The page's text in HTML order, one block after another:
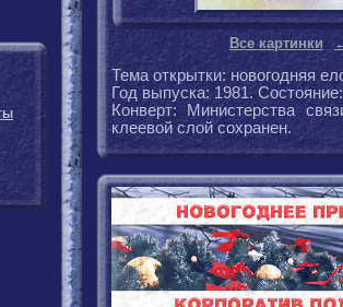
Все картинки
Тема открытки: новогодняя
Год выпуска: 1981.
Конверт: Министерства
клеевой слой сохранен.